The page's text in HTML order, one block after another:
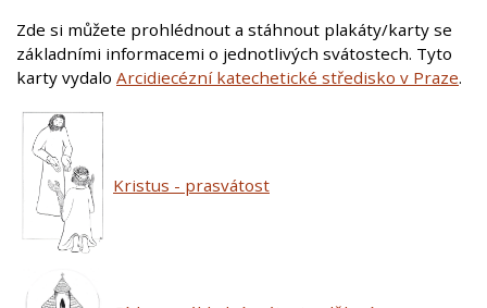
Zde si můžete prohlédnout a stáhnout plakáty/karty se
základními informacemi o jednotlivých svátostech. Tyto
karty vydalo Arcidiecézní katechetické středisko v Praze.
Kristus - prasvátost